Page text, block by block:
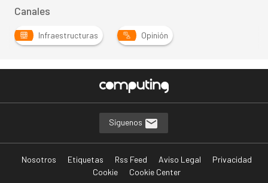
Canales
Infraestructuras
Opinión
Síguenos
Nosotros Etiquetas Rss Feed Aviso Legal
Privacidad
Cookie
Cookie Center